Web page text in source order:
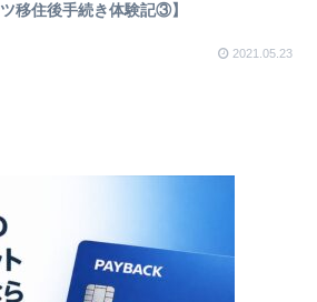
ツ移住後手続き体験記③】
2021.05.23